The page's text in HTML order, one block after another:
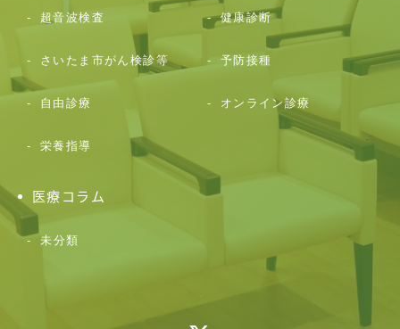
超音波検査 健康診断
さいたま市がん検診等 予防接種
自由診療 オンライン診療
栄養指導
医療コラム
未分類